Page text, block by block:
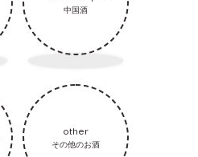
中国酒
other
その他のお酒